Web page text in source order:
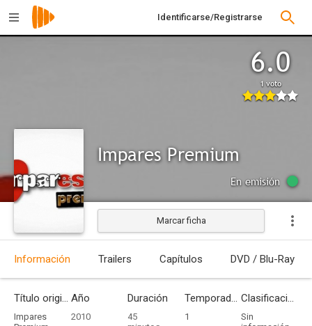
Identificarse/Registrarse
6.0
1 voto
Impares Premium
En emisión
Marcar ficha
Información Trailers Capítulos DVD / Blu-Ray
Título original
Impares
Año
2010
Duración
45
Temporadas
1
Clasificación por edades
Sin